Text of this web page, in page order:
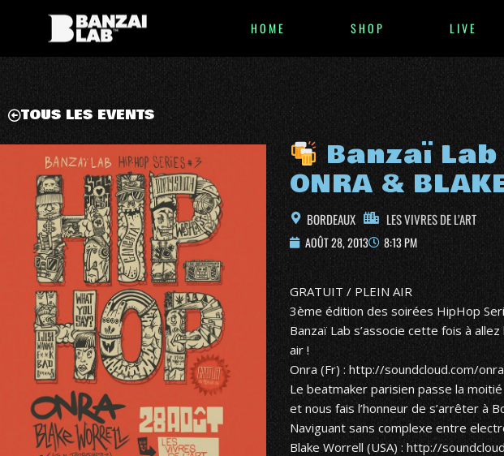
HOME SHOP LIVE
TOUS LES EVENTS
Banzaï Lab
ONRA &
BORDEAUX LES VIVRES DE L’ART
AOÛT 28, 2013 8:13 PM
GRATUIT / PLEIN AIR
3ème édition des soirées HipHop
Banzaï Lab s’associe cette fois à
air !
Onra (Fr) : http://soundcloud.com/onra
Le beatmaker parisien passe la
et nous fais l’honneur de s’arrêter à
Naviguant sans complexe entre
Blake Worrell (USA) : http://